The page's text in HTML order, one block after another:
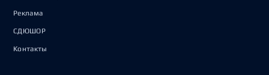
Реклама
СДЮШОР
Контакты